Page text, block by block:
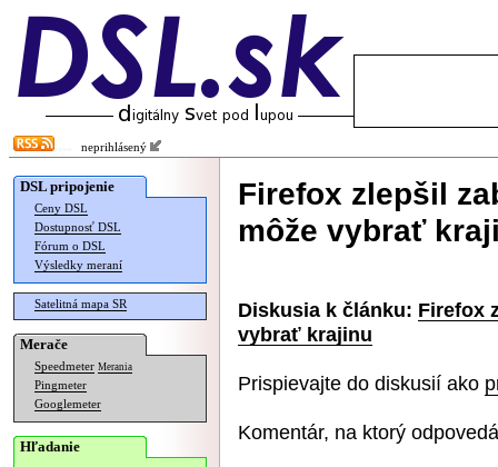
neprihlásený
DSL pripojenie
Ceny DSL
Dostupnosť DSL
Fórum o DSL
Výsledky meraní
Satelitná mapa SR
Merače
Speedmeter Merania
Pingmeter
Googlemeter
Hľadanie
Firefox zlepšil
môže vybrať
Diskusia k článku: Firefox
vybrať krajinu
Prispievajte do diskusií ako
Komentár, na ktorý